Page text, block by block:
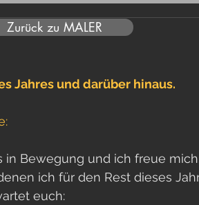
Jahres und darüber hinaus.
in Bewegung und ich freue
ich für den Rest dieses
euch:
Zurück zu MALER